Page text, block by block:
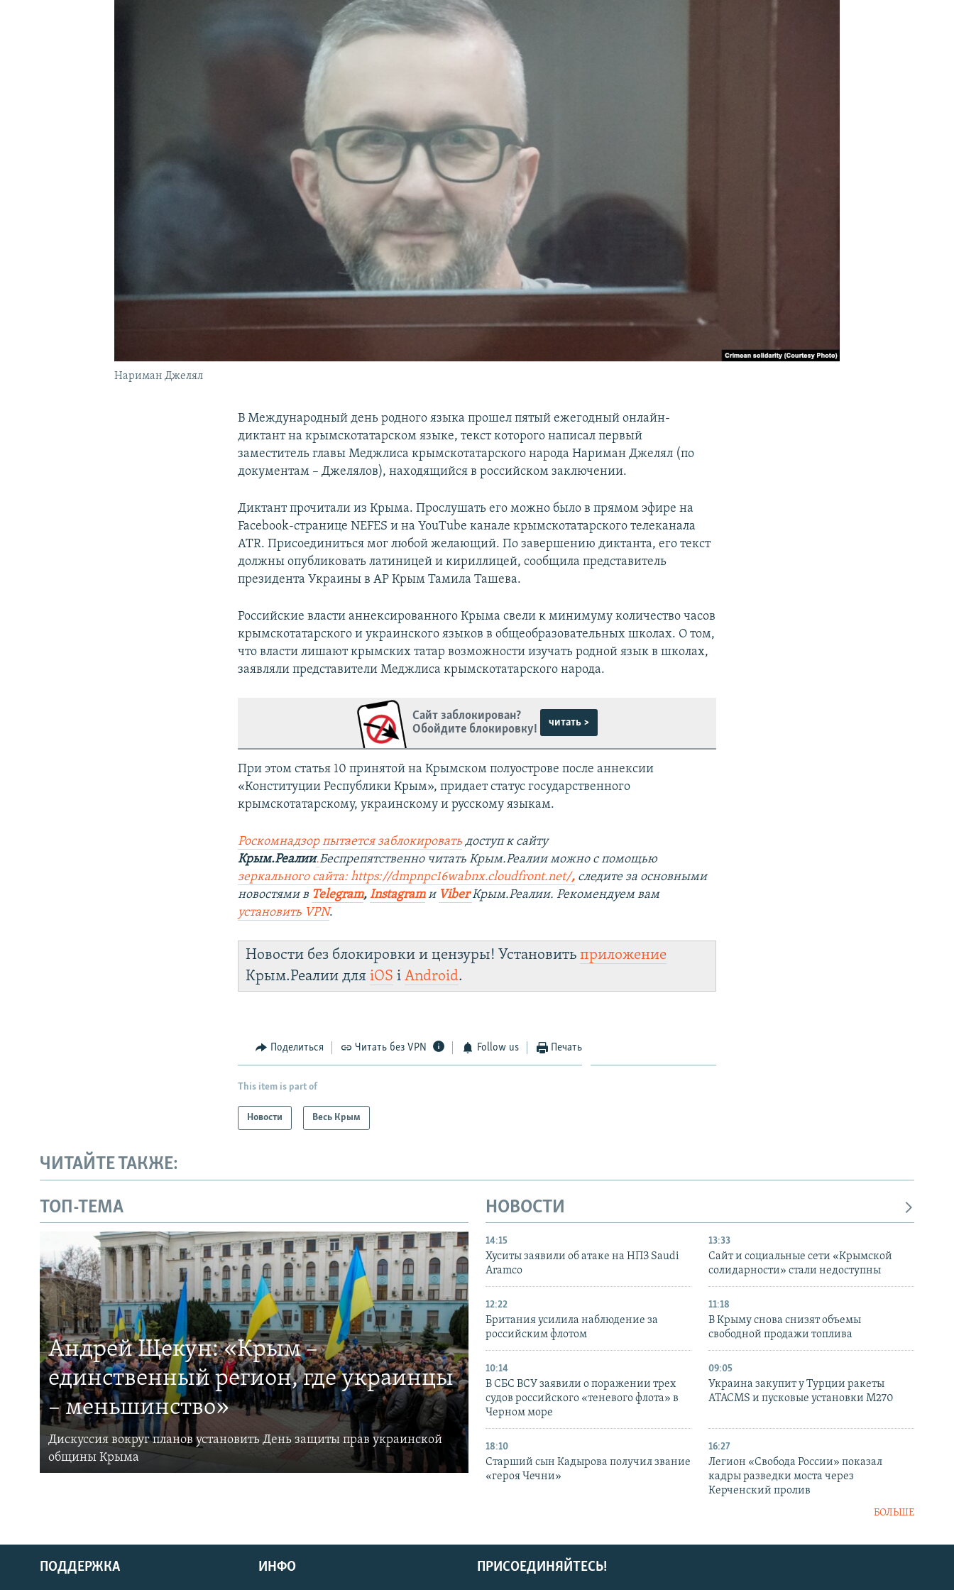
Нариман Джелял
В Международный день родного языка прошел пятый ежегодный онлайн-
диктант на крымскотатарском языке, текст которого написал первый
заместитель главы Меджлиса крымскотатарского народа Нариман Джелял (по
документам – Джелялов), находящийся в российском заключении.
Диктант прочитали из Крыма. Прослушать его можно было в прямом эфире на
Facebook-странице NEFES и на YouTube канале крымскотатарского телеканала
ATR. Присоединиться мог любой желающий. По завершению диктанта, его текст
должны опубликовать латиницей и кириллицей, сообщила представитель
президента Украины в АР Крым Тамила Ташева.
Российские власти аннексированного Крыма свели к минимуму количество часов
крымскотатарского и украинского языков в общеобразовательных школах. О том,
что власти лишают крымских татар возможности изучать родной язык в школах,
заявляли представители Меджлиса крымскотатарского народа.
Сайт заблокирован?
Обойдите блокировку!
читать >
При этом статья 10 принятой на Крымском полуострове после аннексии
«Конституции Республики Крым», придает статус государственного
крымскотатарскому, украинскому и русскому языкам.
Роскомнадзор пытается заблокировать доступ к сайту
Крым.Реалии.Беспрепятственно читать Крым.Реалии можно с помощью
зеркального сайта: https://dmpnpc16wabnx.cloudfront.net/, следите за основными
новостями в Telegram,Instagramи ViberКрым.Реалии. Рекомендуем вам
установить VPN.
Новости без блокировки и цензуры! Установитьприложение
Крым.Реалии дляiOS іAndroid.
Поделиться Читать без VPN Follow us Печать
This item is part of
Новости Весь Крым
ЧИТАЙТЕ ТАКЖЕ:
ТОП-ТЕМА
Андрей Щекун: «Крым –
единственный регион, где украинцы
– меньшинство»
Дискуссия вокруг планов установить День защиты прав украинской
общины Крыма
НОВОСТИ
14:15
Хуситы заявили об атаке на НПЗ Saudi
Aramco
13:33
Сайт и социальные сети «Крымской
солидарности» стали недоступны
12:22
Британия усилила наблюдение за
российским флотом
11:18
В Крыму снова снизят объемы
свободной продажи топлива
10:14
В СБС ВСУ заявили о поражении трех
судов российского «теневого флота» в
Черном море
09:05
Украина закупит у Турции ракеты
ATACMS и пусковые установки M270
18:10
Старший сын Кадырова получил звание
«героя Чечни»
16:27
Легион «Свобода России» показал
кадры разведки моста через
Керченский пролив
БОЛЬШЕ
ПРИСОЕДИНЯЙТЕСЬ!
ПОДДЕРЖКА ИНФО